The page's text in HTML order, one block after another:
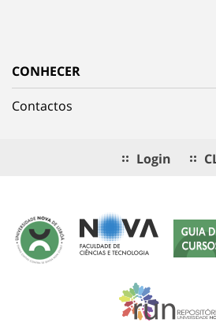
CONHECER
Contactos
Login